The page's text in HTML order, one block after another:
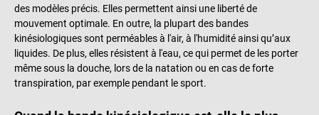
des modèles précis. Elles permettent ainsi une liberté de
mouvement optimale. En outre, la plupart des bandes
kinésiologiques sont perméables à l'air, à l'humidité ainsi qu’aux
liquides. De plus, elles résistent à l'eau, ce qui permet de les porter
même sous la douche, lors de la natation ou en cas de forte
transpiration, par exemple pendant le sport.